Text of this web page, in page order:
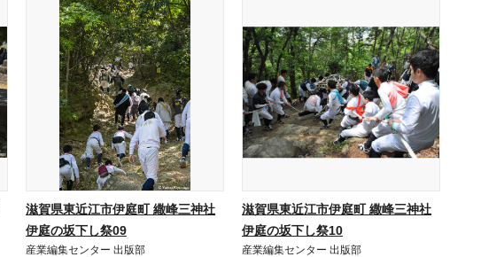
滋賀県東近江市伊庭町 繖峰三神社
伊庭の坂下し祭09
産業編集センター 出版部
滋賀県東近江市伊庭町 繖峰三神社
伊庭の坂下し祭10
産業編集センター 出版部